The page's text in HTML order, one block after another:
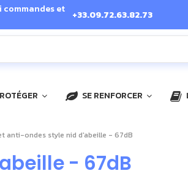
commandes et
+33.09.72.63.82.73
SE RENFORCER
anti-ondes style nid d'abeille - 67dB
- 67dB